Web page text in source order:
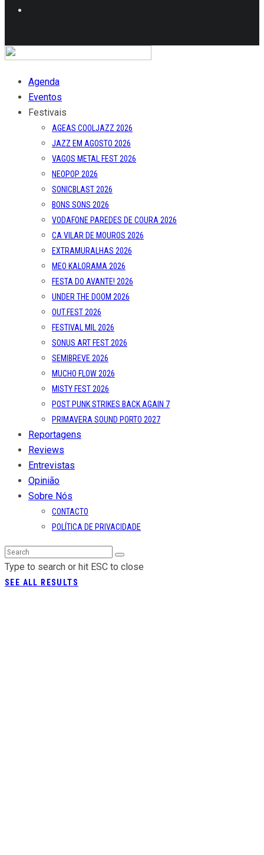
Agenda
Eventos
Festivais
AGEAS COOLJAZZ 2026
JAZZ EM AGOSTO 2026
VAGOS METAL FEST 2026
NEOPOP 2026
SONICBLAST 2026
BONS SONS 2026
VODAFONE PAREDES DE COURA 2026
CA VILAR DE MOUROS 2026
EXTRAMURALHAS 2026
MEO KALORAMA 2026
FESTA DO AVANTE! 2026
UNDER THE DOOM 2026
OUT.FEST 2026
FESTIVAL MIL 2026
SONUS ART FEST 2026
SEMIBREVE 2026
MUCHO FLOW 2026
MISTY FEST 2026
POST PUNK STRIKES BACK AGAIN 7
PRIMAVERA SOUND PORTO 2027
Reportagens
Reviews
Entrevistas
Opinião
Sobre Nós
CONTACTO
POLÍTICA DE PRIVACIDADE
Type to search or hit ESC to close
SEE ALL RESULTS